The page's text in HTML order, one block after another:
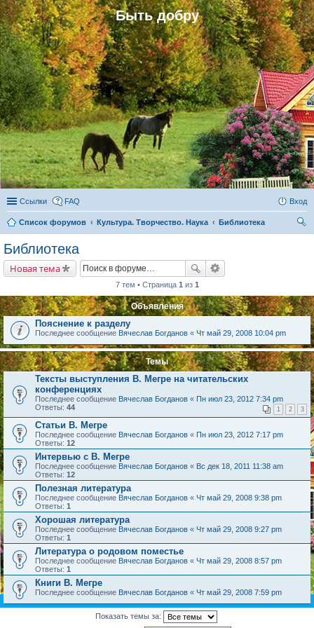
Быть добру
Ссылки FAQ Вход
Список форумов Культура. Творчество. Наука
Библиотека
Библиотека
Новая тема
7 тем • Страница 1 из 1
Объявления
Пояснение к разделу
Последнее сообщение Вячеслав Богданов « Чт май 29, 2008 10:04 pm
Темы
Тексты выступления В. Мегре на читательских
конференциях
Последнее сообщение Вячеслав Богданов « Пн июл 23, 2012 7:34 pm
Ответы: 44 1 2 3
Статьи В. Мегре
Последнее сообщение Вячеслав Богданов « Пн июл 23, 2012 7:17 pm
Ответы: 12
Интервью с В. Мегре
Последнее сообщение Вячеслав Богданов « Вс дек 18, 2011 11:38 am
Ответы: 12
Полезная литература
Последнее сообщение Вячеслав Богданов « Чт май 29, 2008 9:38 pm
Ответы: 1
Хорошая литература
Последнее сообщение Вячеслав Богданов « Чт май 29, 2008 9:27 pm
Ответы: 1
Литература о родовом поместье
Последнее сообщение Вячеслав Богданов « Чт май 29, 2008 8:57 pm
Ответы: 1
Книги В. Мегре
Последнее сообщение Вячеслав Богданов « Чт май 29, 2008 7:59 pm
Показать темы за: